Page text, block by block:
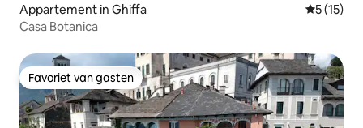
Appartement in Ghiffa
5 (15)
Casa Botanica
Favoriet van gasten
Favoriet van gasten